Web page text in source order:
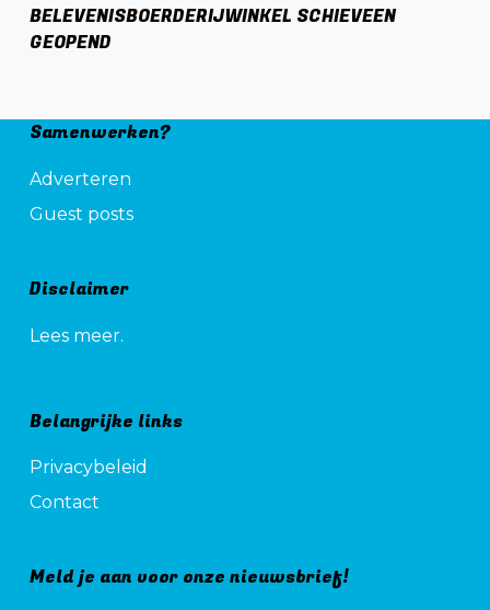
BELEVENISBOERDERIJWINKEL SCHIEVEEN
GEOPEND
Samenwerken?
Adverteren
Guest posts
Disclaimer
Lees meer.
Belangrijke links
Privacybeleid
Contact
Meld je aan voor onze nieuwsbrief!